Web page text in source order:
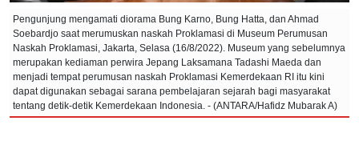
Pengunjung mengamati diorama Bung Karno, Bung Hatta, dan Ahmad
Soebardjo saat merumuskan naskah Proklamasi di Museum Perumusan
Naskah Proklamasi, Jakarta, Selasa (16/8/2022). Museum yang sebelumnya
merupakan kediaman perwira Jepang Laksamana Tadashi Maeda dan
menjadi tempat perumusan naskah Proklamasi Kemerdekaan RI itu kini
dapat digunakan sebagai sarana pembelajaran sejarah bagi masyarakat
tentang detik-detik Kemerdekaan Indonesia. - (ANTARA/Hafidz Mubarak A)